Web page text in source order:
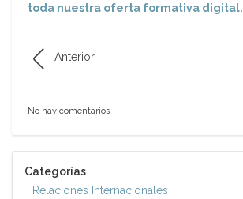
toda nuestra oferta formativa digital.
Anterior
No hay comentarios
Categorías
Relaciones Internacionales